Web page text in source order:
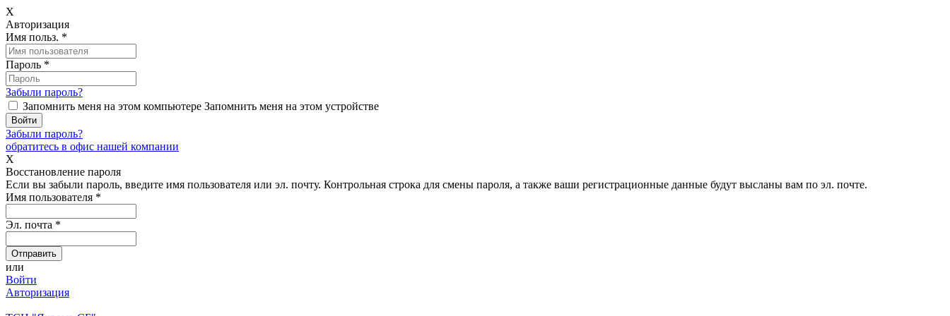
X
Авторизация
Имя польз. *
Пароль *
Забыли пароль?
Запомнить меня на этом компьютере Запомнить меня на этом устройстве
Забыли пароль?
обратитесь в офис нашей компании
X
Восстановление пароля
Если вы забыли пароль, введите имя пользователя или эл. почту. Контрольная строка для смены пароля, а также ваши регистрационные данные будут высланы вам по эл. почте.
Имя пользователя *
Эл. почта *
или
Войти
Авторизация